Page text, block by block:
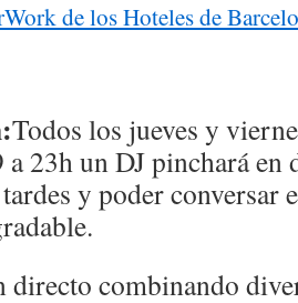
de los Hoteles de
Todos los jueves y
a 23h un DJ pinchará
y poder conversar
directo combinando